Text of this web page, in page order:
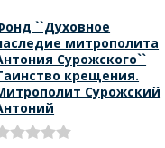
``Духовное
митрополита
Сурожского``
крещения.
Сурожский